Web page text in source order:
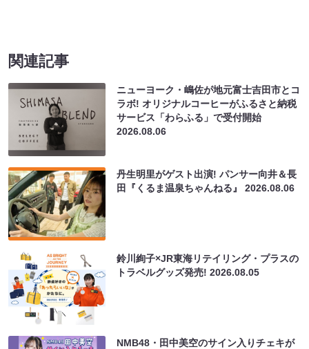
関連記事
ニューヨーク・嶋佐が地元富士吉田市とコ
ラボ! オリジナルコーヒーがふるさと納税
サービス「わらふる」で受付開始
2026.08.06
丹生明里がゲスト出演! パンサー向井＆長
田『くるま温泉ちゃんねる』2026.08.06
鈴川絢子×JR東海リテイリング・プラスの
トラベルグッズ発売!2026.08.05
NMB48・田中美空のサイン入りチェキが